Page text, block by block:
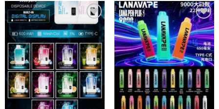
Add to
wishlist
Add to
wishlist